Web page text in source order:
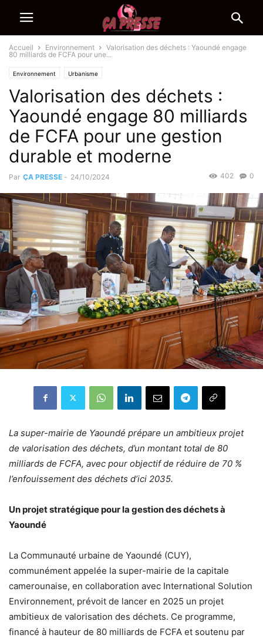
Accueil Environnement
Valorisation des déchets : Yaoundé engage
80 milliards de FCFA pour une...
Environnement Urbanisme
Valorisation des déchets :
Yaoundé engage 80 milliards
de FCFA pour une gestion
durable et moderne
Par ÇA PRESSE - 24/10/2024 0
402
La super-mairie de Yaoundé prépare un ambitieux projet
de valorisation des déchets, d’un montant total de 80
milliards de FCFA, avec pour objectif de réduire de 70 %
l’enfouissement des déchets d’ici 2035.
Un projet stratégique pour la gestion des déchets à
Yaoundé
La Communauté urbaine de Yaoundé (CUY),
communément appelée la super-mairie de la capitale
camerounaise, en collaboration avec International Solution
Environnement, prévoit de lancer en 2025 un projet
ambitieux de valorisation des déchets. Ce programme,
financé à hauteur de 80 milliards de FCFA et soutenu par